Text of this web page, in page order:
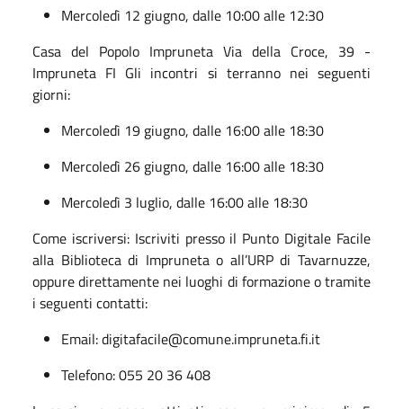
Mercoledì 12 giugno, dalle 10:00 alle 12:30
Casa del Popolo Impruneta Via della Croce, 39 -
Impruneta FI Gli incontri si terranno nei seguenti
giorni:
Mercoledì 19 giugno, dalle 16:00 alle 18:30
Mercoledì 26 giugno, dalle 16:00 alle 18:30
Mercoledì 3 luglio, dalle 16:00 alle 18:30
Come iscriversi: Iscriviti presso il Punto Digitale Facile
alla Biblioteca di Impruneta o all’URP di Tavarnuzze,
oppure direttamente nei luoghi di formazione o tramite
i seguenti contatti:
Email: digitafacile@comune.impruneta.fi.it
Telefono: 055 20 36 408